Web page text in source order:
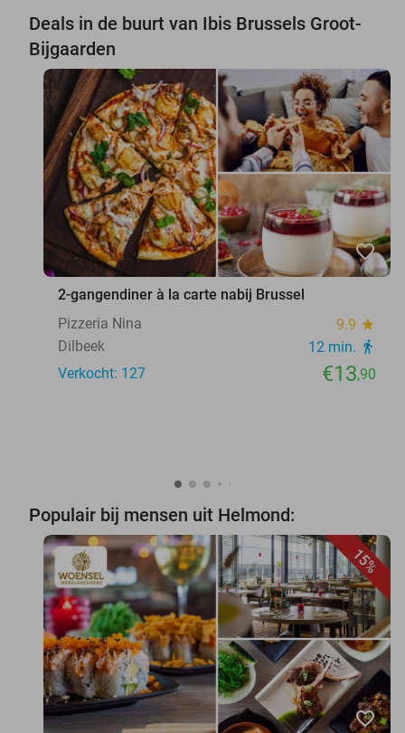
Deals in de buurt van Ibis Brussels Groot-
Bijgaarden
favorite_border
2-gangendiner à la carte nabij Brussel
Pizzeria Nina
9.9 star
Dilbeek 12 min. directions_walk
Verkocht: 127 €13,90
Populair bij mensen uit Helmond:
15%
favorite_border